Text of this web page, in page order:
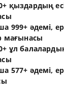
қыздардың
999+ әдемі,
мағынасы
ұл
577+ әдемі,